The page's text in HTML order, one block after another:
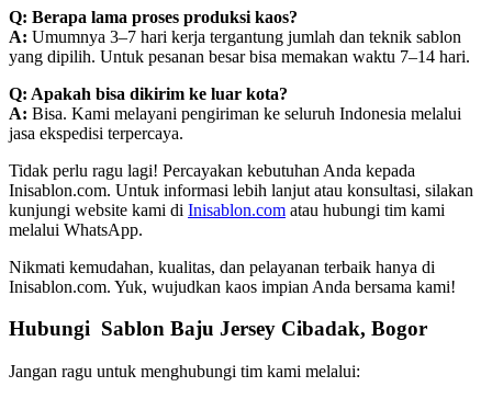
Q: Berapa lama proses produksi kaos?
A: Umumnya 3–7 hari kerja tergantung jumlah dan teknik sablon
yang dipilih. Untuk pesanan besar bisa memakan waktu 7–14 hari.
Q: Apakah bisa dikirim ke luar kota?
A: Bisa. Kami melayani pengiriman ke seluruh Indonesia melalui
jasa ekspedisi terpercaya.
Tidak perlu ragu lagi! Percayakan kebutuhan Anda kepada
Inisablon.com. Untuk informasi lebih lanjut atau konsultasi, silakan
kunjungi website kami di Inisablon.com atau hubungi tim kami
melalui WhatsApp.
Nikmati kemudahan, kualitas, dan pelayanan terbaik hanya di
Inisablon.com. Yuk, wujudkan kaos impian Anda bersama kami!
Hubungi Sablon Baju Jersey Cibadak, Bogor
Jangan ragu untuk menghubungi tim kami melalui: